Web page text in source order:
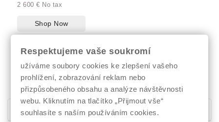
2 600 € No tax
Shop Now
Showing 1-3 of 3 item(s)
1
Řada MX
Respektujeme vaše soukromí
užíváme soubory cookies ke zlepšení vašeho
prohlížení, zobrazování reklam nebo
přizpůsobeného obsahu a analýze návštěvnosti
webu. Kliknutím na tlačítko „Přijmout vše“
souhlasíte s naším používáním cookies.